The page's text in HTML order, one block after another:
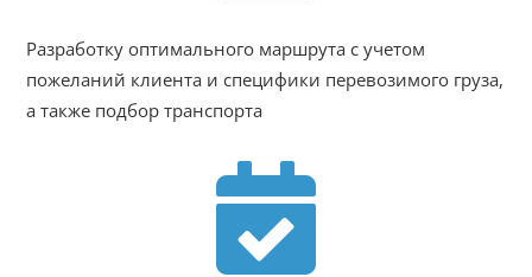
Разработку оптимального маршрута с учетом
пожеланий клиента и специфики перевозимого груза,
а также подбор транспорта
